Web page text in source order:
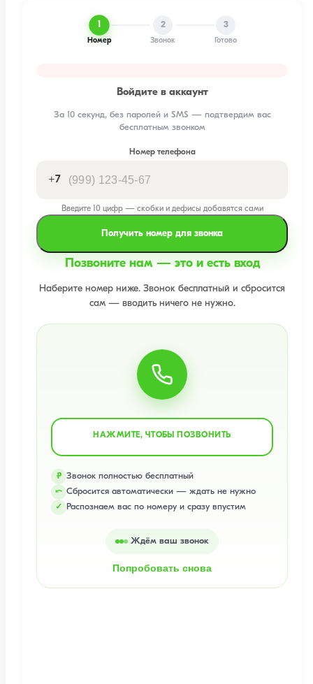
1
Номер
2
Звонок
3
Готово
Войдите в аккаунт
За 10 секунд, без паролей и SMS — подтвердим вас
бесплатным звонком
Номер телефона
+7
Введите 10 цифр — скобки и дефисы добавятся сами
Получить номер для звонка
Позвоните нам — это и есть вход
Наберите номер ниже. Звонок бесплатный и сбросится
сам — вводить ничего не нужно.
НАЖМИТЕ, ЧТОБЫ ПОЗВОНИТЬ
₽ Звонок полностью бесплатный
⤺ Сбросится автоматически — ждать не нужно
✓ Распознаем вас по номеру и сразу впустим
Ждём ваш звонок
Попробовать снова